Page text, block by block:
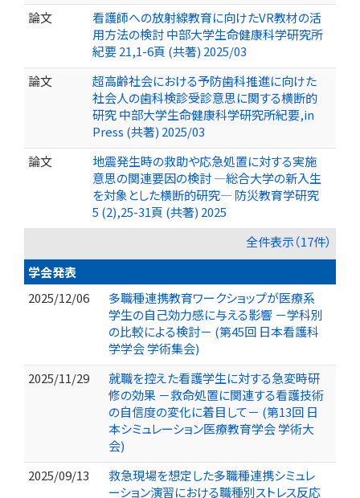
論文
看護師への放射線教育に向けたVR教材の活
用方法の検討 中部大学生命健康科学研究所
紀要 21,1-6頁 (共著) 2025/03
論文
超高齢社会における予防歯科推進に向けた
社会人の歯科検診受診意思に関する横断的
研究 中部大学生命健康科学研究所紀要,in
Press (共著) 2025/03
論文
地震発生時の救助や応急処置に対する実施
意思の関連要因の検討 ―総合大学の新入生
を対象とした横断的研究― 防災教育学研究
5 (2),25-31頁 (共著) 2025
全件表示（17件）
学会発表
2025/12/06
多職種連携教育ワークショップが医療系
学生の自己効力感に与える影響 －学科別
の比較による検討－ (第45回 日本看護科
学学会 学術集会)
2025/11/29
就職を控えた看護学生に対する急変時研
修の効果 －救命処置に関連する看護技術
の自信度の変化に着目して－ (第13回 日
本シミュレーション医療教育学会 学術大
会)
2025/09/13
救急現場を想定した多職種連携シミュレ
ーション演習における職種別ストレス反応